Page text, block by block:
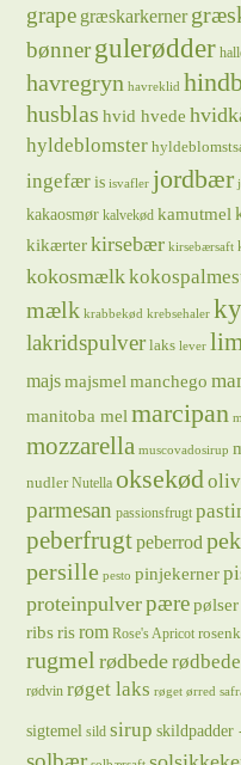
grape græskarkerner
bønnergulerødder
havregryn havreklid
husblas hvid hvede
hyldeblomster
ingefær is isvafler jordbær
kakaosmør kalvekød kamutmel
kikærterkirsebær kirsebærsaft
kokosmælk
mælk krabbekød krebsehaler
lakridspulver laks lever
majsmajsmel manchego
manitoba mel marcipan
mozzarella muscovadosirup
nudler Nutella oksekød
parmesan passionsfrugt
peberfrugtpeberrod
persille pesto pinjekerner
proteinpulverpære pølser
ribs risrom Rose's Apricot
rugmel rødbede
rødvin røget laks røget ørred
sigtemel sild sirup skildpadder